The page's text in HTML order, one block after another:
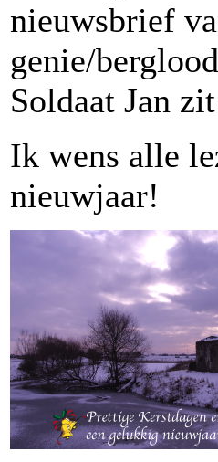
nieuwsbrief
genie/
Soldaat Jan
Ik wens alle
nieuwjaar!